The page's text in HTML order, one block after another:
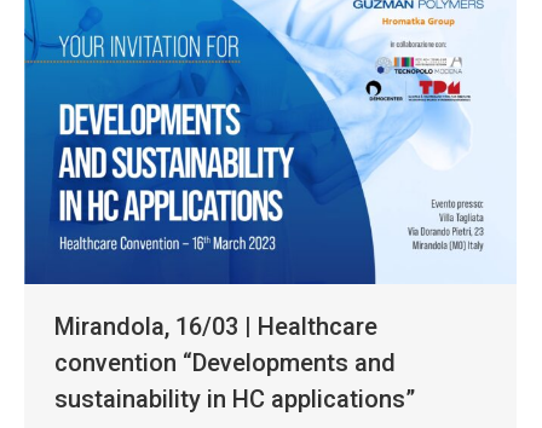
Mirandola, 16/03 | Healthcare
convention “Developments and
sustainability in HC applications”